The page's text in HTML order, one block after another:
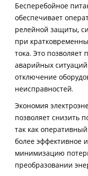
Бесперебойное
обеспечивает
релейной защиты,
при
тока. Это позволяет
аварийных
отключение
неисправностей.
Экономия
позволяет снизить
так как
более эффективное
минимизацию
преобразовании